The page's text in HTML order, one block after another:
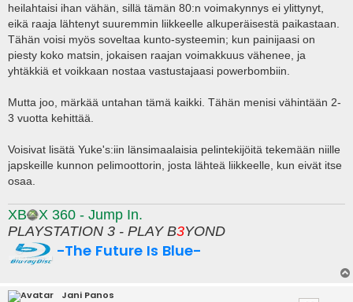
heilahtaisi ihan vähän, sillä tämän 80:n voimakynnys ei ylittynyt,
eikä raaja lähtenyt suuremmin liikkeelle alkuperäisestä paikastaan.
Tähän voisi myös soveltaa kunto-systeemin; kun painijaasi on
piesty koko matsin, jokaisen raajan voimakkuus vähenee, ja
yhtäkkiä et voikkaan nostaa vastustajaasi powerbombiin.
Mutta joo, märkää untahan tämä kaikki. Tähän menisi vähintään 2-
3 vuotta kehittää.
Voisivat lisätä Yuke's:iin länsimaalaisia pelintekijöitä tekemään niille
japskeille kunnon pelimoottorin, josta lähteä liikkeelle, kun eivät itse
osaa.
XB
X 360 - Jump In.
PLAYSTATION 3 - PLAY B3YOND
-The Future Is Blue-
Jani Panos